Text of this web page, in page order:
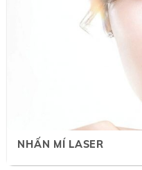
NHẤN MÍ LASER